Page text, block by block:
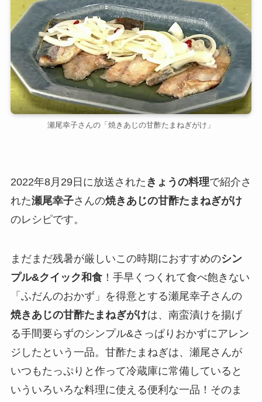
瀬尾幸子さんの「焼きあじの甘酢たまねぎがけ」
2022年8月29日に放送された きょうの料理で紹介さ
れた瀬尾幸子さんの焼きあじの甘酢たまねぎがけ
のレシピです。
まだまだ残暑が厳しいこの時期におすすめのシン
プル&クイック和食！手早くつくれて食べ飽きない
「ふだんのおかず」を得意とする瀬尾幸子さんの
焼きあじの甘酢たまねぎがけは、南蛮漬けを揚げ
る手間要らずのシンプル&さっぱりおかずにアレン
ジしたという一品。甘酢たまねぎは、瀬尾さんが
いつもたっぷりと作って冷蔵庫に常備していると
いういろいろな料理に使える便利な一品！そのま